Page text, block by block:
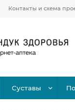
Контакты и схема
Суставы